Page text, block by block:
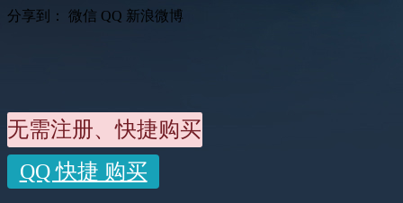
分享到： 微信 QQ 新浪微博
无需注册、快捷购买
QQ 快捷 购买